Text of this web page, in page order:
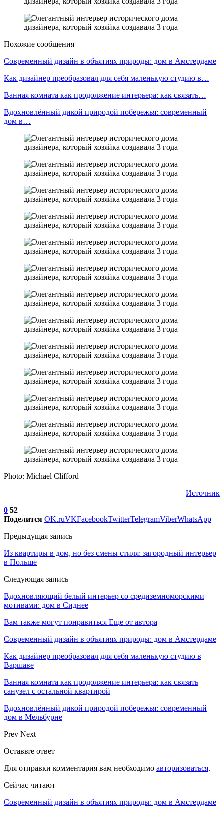
Похожие сообщения
Современный дизайн в объятиях природы: дом в Амстердаме
Как дизайнер преобразовал для себя маленькую студию в…
Ванная комната как продолжение интерьера: как связать…
Вдохновлённый дикой природой побережья: современный
дом в…
Photo: Michael Clifford
Источник
0 52
Поделится OK.ruVKFacebookTwitterTelegramViberWhatsApp
Предыдущая запись
Из квартиры в дом, но без смены стиля: загородный интерьер
в Польше
Следующая запись
Вдохновляющий белый интерьер со средиземноморскими
мотивами: дом в Сиднее
Вам также могут понравиться Еще от автора
Современный дизайн в объятиях природы: дом в Амстердаме
Как дизайнер преобразовал для себя маленькую студию в
Варшаве
Ванная комната как продолжение интерьера: как связать
санузел с остальной квартирой
Вдохновлённый дикой природой побережья: современный
дом в Мельбурне
Prev Next
Оставьте ответ
Для отправки комментария вам необходимо авторизоваться.
Сейчас читают
Современный дизайн в объятиях природы: дом в Амстердаме